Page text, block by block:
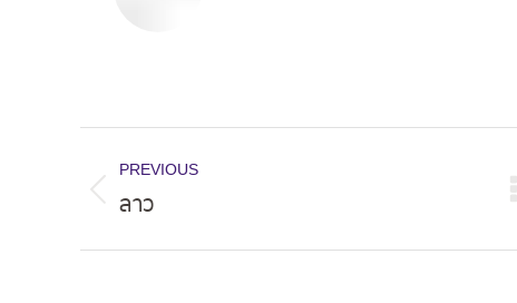
navigation
PREVIOUS
Previous
ลาว